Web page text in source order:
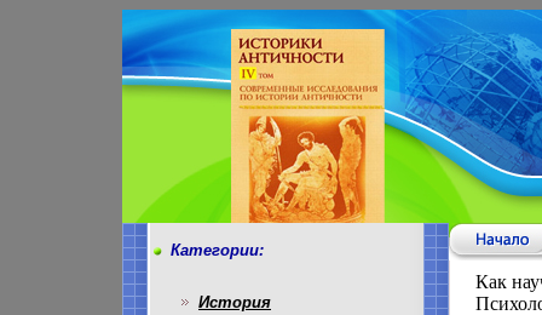
Категории:
История
Как